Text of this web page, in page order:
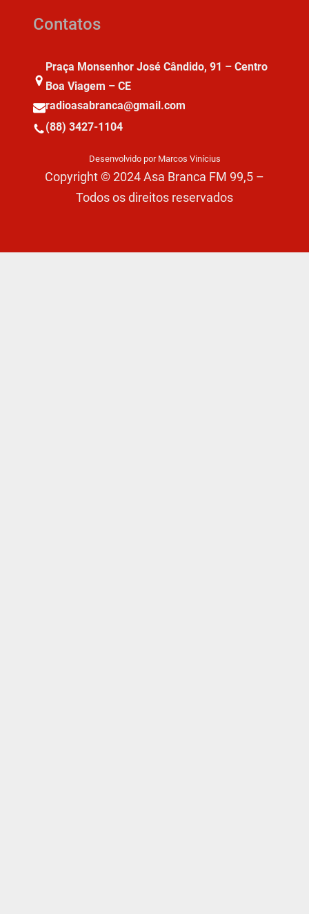
Contatos
Praça Monsenhor José Cândido, 91 – Centro
Boa Viagem – CE
radioasabranca@gmail.com
(88) 3427-1104
Desenvolvido por Marcos Vinícius
Copyright © 2024 Asa Branca FM 99,5 –
Todos os direitos reservados